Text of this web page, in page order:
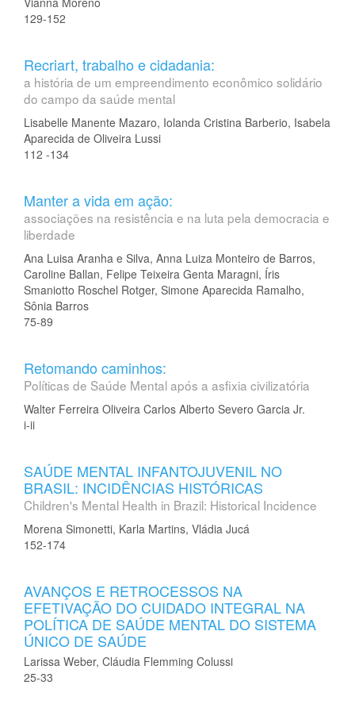
129-152
Recriart, trabalho e cidadania:
a história de um empreendimento econômico solidário
do campo da saúde mental
Lisabelle Manente Mazaro, Iolanda Cristina Barberio, Isabela
Aparecida de Oliveira Lussi
112 -134
Manter a vida em ação:
associações na resistência e na luta pela democracia e
liberdade
Ana Luisa Aranha e Silva, Anna Luiza Monteiro de Barros,
Caroline Ballan, Felipe Teixeira Genta Maragni, Íris
Smaniotto Roschel Rotger, Simone Aparecida Ramalho,
Sônia Barros
75-89
Retomando caminhos:
Políticas de Saúde Mental após a asfixia civilizatória
Walter Ferreira Oliveira Carlos Alberto Severo Garcia Jr.
i-ii
SAÚDE MENTAL INFANTOJUVENIL NO
BRASIL: INCIDÊNCIAS HISTÓRICAS
Children's Mental Health in Brazil: Historical Incidence
Morena Simonetti, Karla Martins, Vládia Jucá
152-174
AVANÇOS E RETROCESSOS NA
EFETIVAÇÃO DO CUIDADO INTEGRAL NA
POLÍTICA DE SAÚDE MENTAL DO SISTEMA
ÚNICO DE SAÚDE
Larissa Weber, Cláudia Flemming Colussi
25-33